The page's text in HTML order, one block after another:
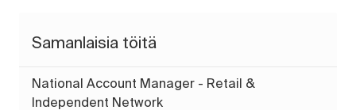
Samanlaisia töitä
National Account Manager - Retail &
Independent Network